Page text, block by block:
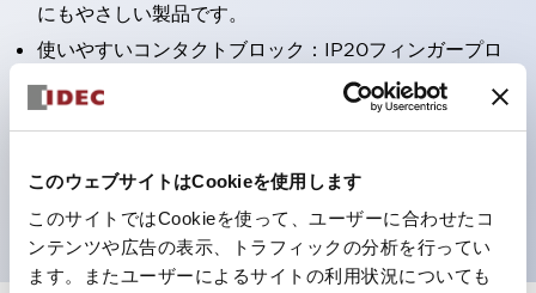
このウェブサイトはCookieを使用します
このサイトではCookieを使って、ユーザーに合わせたコ
ンテンツや広告の表示、トラフィックの分析を行ってい
ます。またユーザーによるサイトの利用状況についても
にもやさしい製品です。
使いやすいコンタクトブロック：IP20フィンガープロ
テクション構造、簡単取付け／取外し、ねじ脱落防止、
UL、CSA、TÜV、CCC認証品。